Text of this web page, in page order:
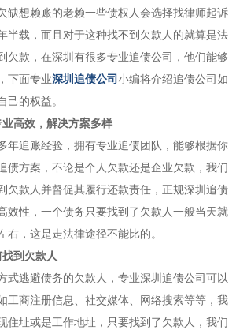
缺想赖账的老赖一些债权人会选择找律师起诉
半载，而且对于这种找不到欠款人的就算是法
欠款，在深圳有很多专业追债公司，他们能够
下面专业深圳追债公司小编将介绍追债公司如
己的权益。
高效，解决方案多样
年追账经验，拥有专业追债团队，能够根据你
债方案，不论是个人欠款还是企业欠款，我们
欠款人并督促其履行还款责任，正规深圳追债
效性，一个债务只要找到了欠款人一般当天就
右，这是走法律途径不能比的。
到欠款人
式逃避债务的欠款人，专业深圳追债公司可以
工商注册信息、社交媒体、网络搜索等等，我
住址或是工作地址，只要找到了欠款人，我们